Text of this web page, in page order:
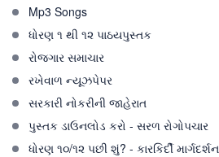
Mp3 Songs
ધોરણ ૧ થી ૧૨ પાઠયપુસ્તક
રોજગાર સમાચાર
રખેવાળ ન્યૂઝપેપર
સરકારી નોકરીની જાહેરાત
પુસ્તક ડાઉનલોડ કરો - સરળ રોગોપચાર
ધોરણ ૧૦/૧૨ પછી શું? - કારકિર્દી માર્ગદર્શન